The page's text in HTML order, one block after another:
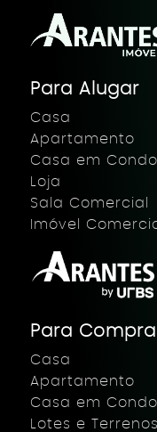
Para Alugar
Casa
Apartamento
Casa em
Loja
Sala Comercial
Imóvel
Para
Casa
Apartamento
Casa em
Lotes e Terrenos